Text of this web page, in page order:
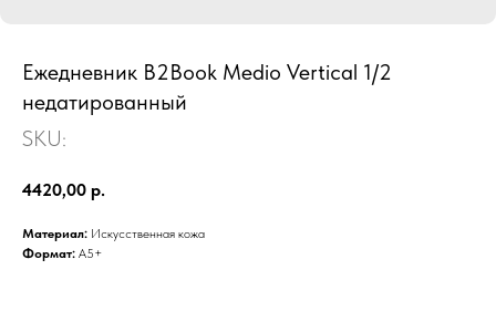
Ежедневник B2Book Medio Vertical 1/2
недатированный
SKU:
4420,00 р.
Материал: Искусственная кожа
Формат: А5+